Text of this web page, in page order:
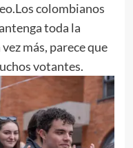
colombianos
toda la
más, parece que
votantes.